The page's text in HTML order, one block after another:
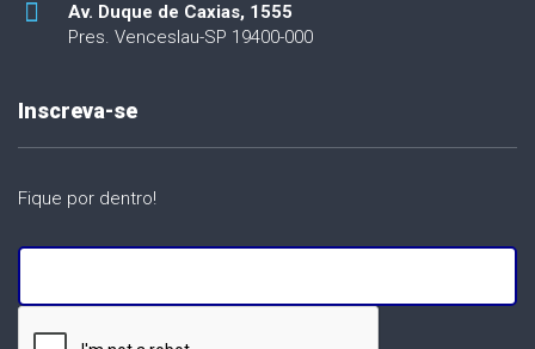
Av. Duque de Caxias, 1555
Pres. Venceslau-SP 19400-000
Inscreva-se
Fique por dentro!